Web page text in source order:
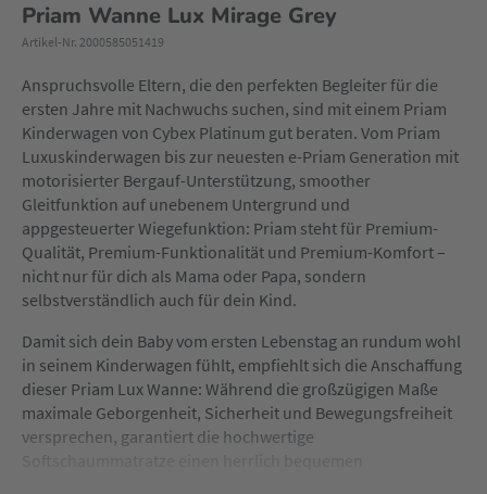
Priam Wanne Lux Mirage Grey
Artikel-Nr. 2000585051419
Anspruchsvolle Eltern, die den perfekten Begleiter für die
ersten Jahre mit Nachwuchs suchen, sind mit einem Priam
Kinderwagen von Cybex Platinum gut beraten. Vom Priam
Luxuskinderwagen bis zur neuesten e-Priam Generation mit
motorisierter Bergauf-Unterstützung, smoother
Gleitfunktion auf unebenem Untergrund und
appgesteuerter Wiegefunktion: Priam steht für Premium-
Qualität, Premium-Funktionalität und Premium-Komfort –
nicht nur für dich als Mama oder Papa, sondern
selbstverständlich auch für dein Kind.
Damit sich dein Baby vom ersten Lebenstag an rundum wohl
in seinem Kinderwagen fühlt, empfiehlt sich die Anschaffung
dieser Priam Lux Wanne: Während die großzügigen Maße
maximale Geborgenheit, Sicherheit und Bewegungsfreiheit
versprechen, garantiert die hochwertige